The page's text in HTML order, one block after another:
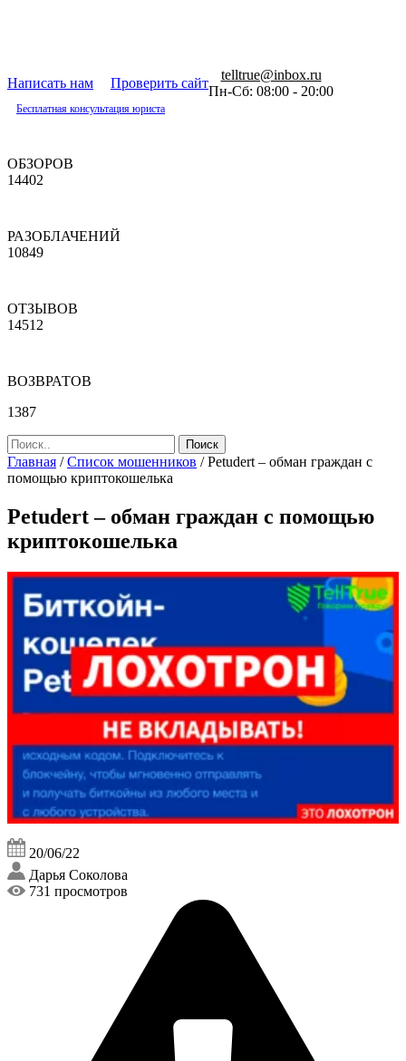
Написать нам Проверить сайт
telltrue@inbox.ru
Пн-Сб: 08:00 - 20:00
Бесплатная консультация юриста
ОБЗОРОВ
14402
РАЗОБЛАЧЕНИЙ
10849
ОТЗЫВОВ
14512
ВОЗВРАТОВ
1387
Главная /Список мошенников /Petudert – обман граждан с
помощью криптокошелька
Petudert – обман граждан с помощью
криптокошелька
20/06/22
Дарья Соколова
731 просмотров